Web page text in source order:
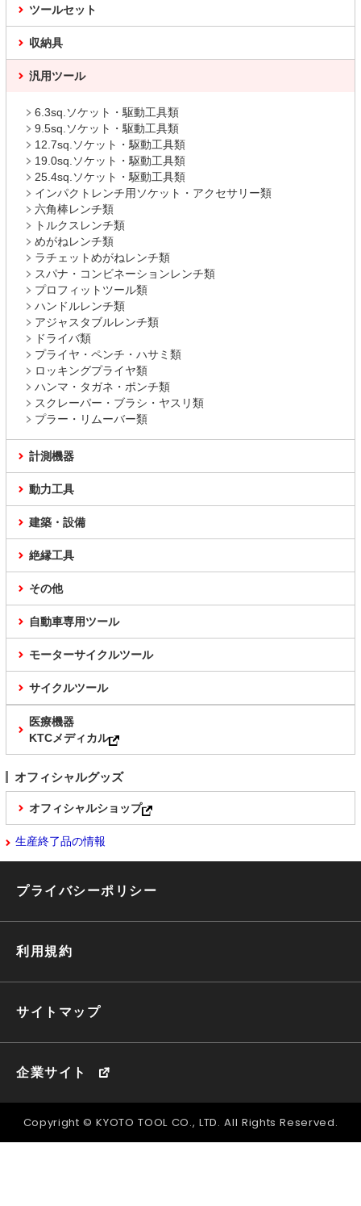
ツールセット
収納具
汎用ツール
6.3sq.ソケット・駆動工具類
9.5sq.ソケット・駆動工具類
12.7sq.ソケット・駆動工具類
19.0sq.ソケット・駆動工具類
25.4sq.ソケット・駆動工具類
インパクトレンチ用ソケット・アクセサリー類
六角棒レンチ類
トルクスレンチ類
めがねレンチ類
ラチェットめがねレンチ類
スパナ・コンビネーションレンチ類
プロフィットツール類
ハンドルレンチ類
アジャスタブルレンチ類
ドライバ類
プライヤ・ペンチ・ハサミ類
ロッキングプライヤ類
ハンマ・タガネ・ポンチ類
スクレーパー・ブラシ・ヤスリ類
プラー・リムーバー類
計測機器
動力工具
建築・設備
絶縁工具
その他
自動車専用ツール
モーターサイクルツール
サイクルツール
医療機器
KTCメディカル
オフィシャルグッズ
オフィシャルショップ
生産終了品の情報
プライバシーポリシー
利用規約
サイトマップ
企業サイト
Copyright © KYOTO TOOL CO., LTD. All Rights Reserved.